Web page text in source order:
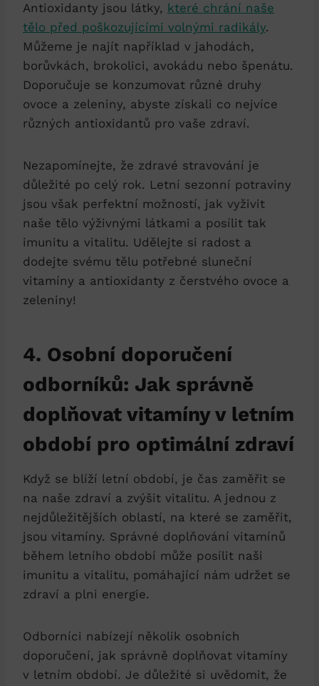
Antioxidanty jsou látky, které chrání naše
tělo před poškozujícími volnými radikály.
Můžeme je najít například v jahodách,
borůvkách, brokolici, avokádu nebo špenátu.
Doporučuje se konzumovat různé druhy
ovoce a zeleniny, abyste získali co nejvíce
různých antioxidantů pro vaše zdraví.
Nezapomínejte, že zdravé stravování je
důležité po celý rok. Letní sezonní potraviny
jsou však perfektní možností, jak vyživit
naše tělo výživnými látkami a posílit tak
imunitu a vitalitu. Udělejte si radost a
dodejte svému tělu potřebné sluneční
vitamíny a antioxidanty z čerstvého ovoce a
zeleniny!
4. Osobní doporučení
odborníků: Jak správně
doplňovat vitamíny v letním
období pro optimální zdraví
Když se blíží letní období, je čas zaměřit se
na naše zdraví a zvýšit vitalitu. A jednou z
nejdůležitějších oblastí, na které se zaměřit,
jsou vitamíny. Správné doplňování vitamínů
během letního období může posílit naši
imunitu a vitalitu, pomáhající nám udržet se
zdraví a plni energie.
Odborníci nabízejí několik osobních
doporučení, jak správně doplňovat vitamíny
v letním období. Je důležité si uvědomit, že